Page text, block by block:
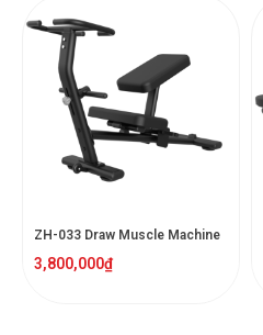
ZH-033 Draw Muscle Machine
3,800,000₫